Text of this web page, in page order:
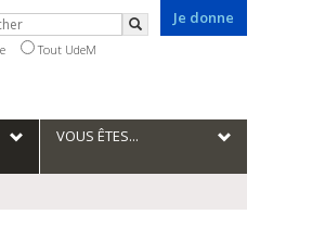
Je donne
Rechercher
Tout UdeM
VOUS ÊTES...